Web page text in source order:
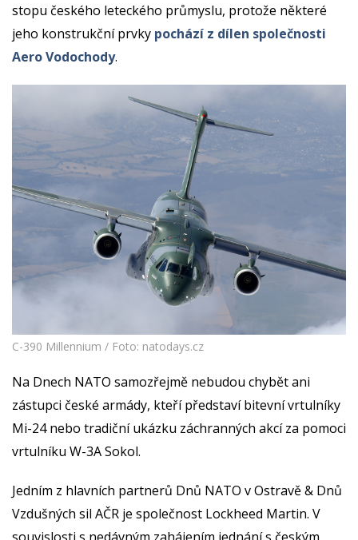
stopu českého leteckého průmyslu, protože některé
jeho konstrukční prvky pochází z dílen společnosti
Aero Vodochody.
C-390 Millennium / Foto: natodays.cz
Na Dnech NATO samozřejmě nebudou chybět ani
zástupci české armády, kteří představí bitevní vrtulníky
Mi-24 nebo tradiční ukázku záchranných akcí za pomoci
vrtulníku W-3A Sokol.
Jedním z hlavních partnerů Dnů NATO v Ostravě & Dnů
Vzdušných sil AČR je společnost Lockheed Martin. V